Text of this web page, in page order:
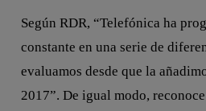
Según RDR, “Telefónica ha
constante en una serie de
evaluamos desde que la
2017”. De igual modo,